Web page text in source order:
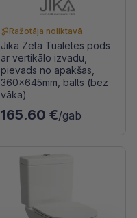
Ražotāja noliktavā
Jika Zeta Tualetes pods
ar vertikālo izvadu,
pievads no apakšas,
360x645mm, balts (bez
vāka)
165.60 €/gab